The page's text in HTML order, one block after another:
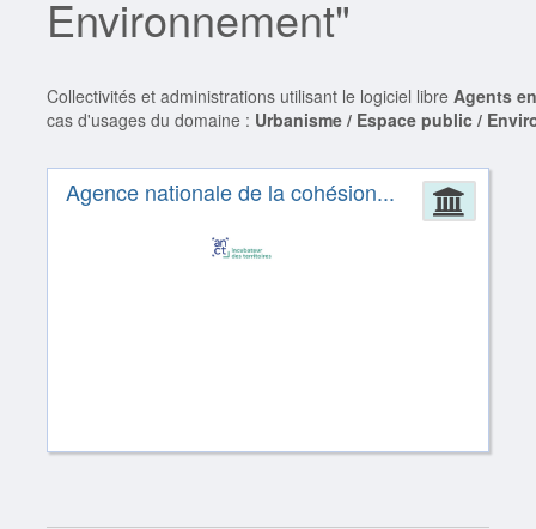
Environnement"
Collectivités et administrations utilisant le logiciel libreAgents
cas d'usages du domaine : Urbanisme / Espace public /
Agence nationale de la cohésion...